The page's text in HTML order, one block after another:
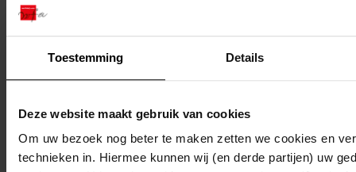
Toestemming Details
Deze website maakt gebruik van cookies
Om uw bezoek nog beter te maken zetten we cookies en
technieken in. Hiermee kunnen wij (en derde partijen) uw
Toon details van deze beschrijving
25.Walvisvaarders
Toon details van deze beschrijving
26.Gilden en Neringen
Toon details van deze beschrijving